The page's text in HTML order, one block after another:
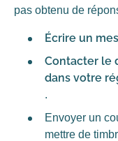
pas obtenu de
Écrire un
Contacter le
dans votre
.
Envoyer un
mettre de